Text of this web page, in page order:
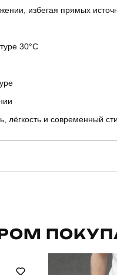
избегая прямых
30°C
лёгкость и современный